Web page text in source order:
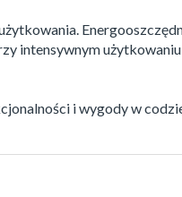
intensywnym
i wygody w